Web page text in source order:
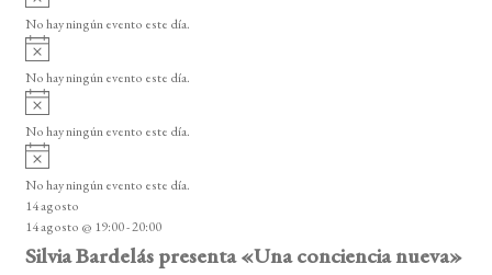
o
v
i
o
No hay ningún evento este día.
A
v
i
o
No hay ningún evento este día.
A
v
i
o
No hay ningún evento este día.
A
v
i
s
o
No hay ningún evento este día.
14 agosto
14 agosto @ 19:00-20:00
Silvia Bardelás presenta «Una conciencia nueva»